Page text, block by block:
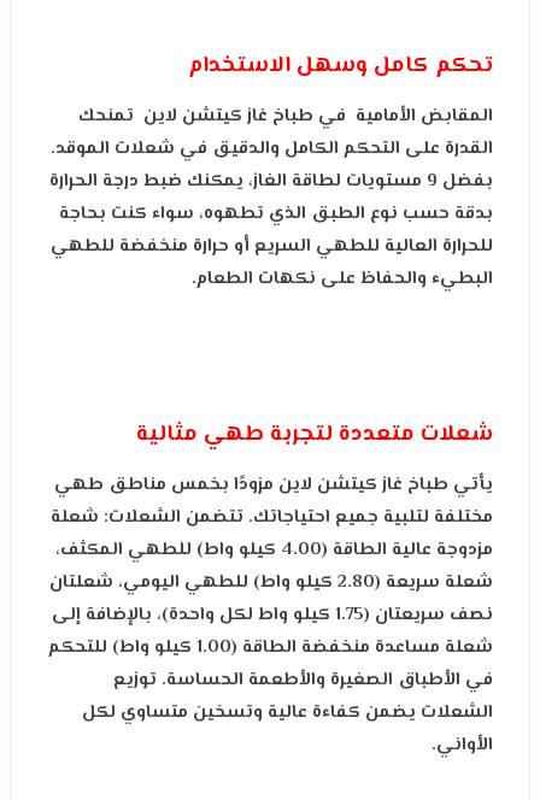
تحكم كامل وسهل الاستخدام
المقابض الأمامية في طباخ غاز كيتشن لاين تمنحك
القدرة على التحكم الكامل والدقيق في شعلات الموقد.
بفضل 9 مستويات لطاقة الغاز، يمكنك ضبط درجة الحرارة
بدقة حسب نوع الطبق الذي تطهوه، سواء كنت بحاجة
للحرارة العالية للطهي السريع أو حرارة منخفضة للطهي
البطيء والحفاظ على نكهات الطعام.
شعلات متعددة لتجربة طهي مثالية
يأتي طباخ غاز كيتشن لاين مزودًا بخمس مناطق طهي
مختلفة لتلبية جميع احتياجاتك. تتضمن الشعلات: شعلة
مزدوجة عالية الطاقة (4.00 كيلو واط) للطهي المكثف،
شعلة سريعة (2.80 كيلو واط) للطهي اليومي، شعلتان
نصف سريعتان (1.75 كيلو واط لكل واحدة)، بالإضافة إلى
شعلة مساعدة منخفضة الطاقة (1.00 كيلو واط) للتحكم
في الأطباق الصغيرة والأطعمة الحساسة. توزيع
الشعلات يضمن كفاءة عالية وتسخين متساوي لكل
الأواني.